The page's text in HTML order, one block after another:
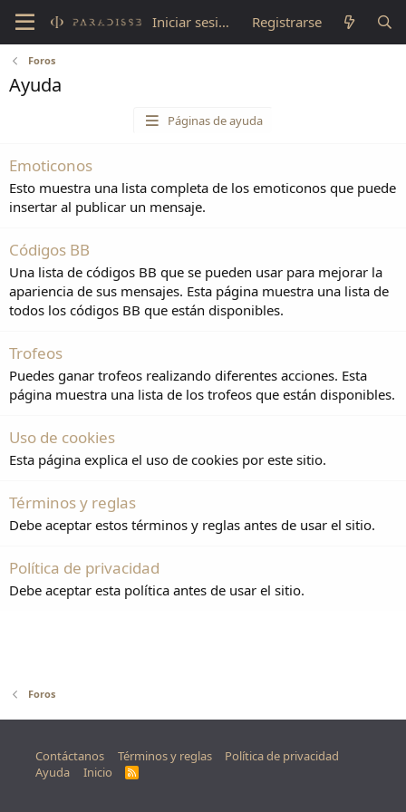
Iniciar sesión Registrarse
Foros
Ayuda
Páginas de ayuda
Emoticonos
Esto muestra una lista completa de los emoticonos que puede
insertar al publicar un mensaje.
Códigos BB
Una lista de códigos BB que se pueden usar para mejorar la
apariencia de sus mensajes. Esta página muestra una lista de
todos los códigos BB que están disponibles.
Trofeos
Puedes ganar trofeos realizando diferentes acciones. Esta
página muestra una lista de los trofeos que están disponibles.
Uso de cookies
Esta página explica el uso de cookies por este sitio.
Términos y reglas
Debe aceptar estos términos y reglas antes de usar el sitio.
Política de privacidad
Debe aceptar esta política antes de usar el sitio.
Foros
Contáctanos Términos y reglas
Política de privacidad
Ayuda
Inicio
R